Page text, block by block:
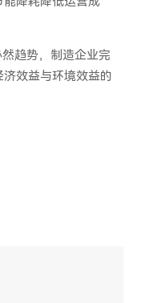
趋势，制造企业完
效益与环境效益的